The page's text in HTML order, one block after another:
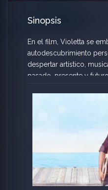
Sinopsis
En el film, Violetta se
autodescubrimiento
despertar artístico,
pasado, presente y
artista en la que estaba